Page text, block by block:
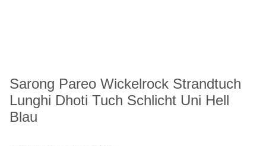
Sarong Pareo Wickelrock Strandtuch
Lunghi Dhoti Tuch Schlicht Uni Hell
Blau